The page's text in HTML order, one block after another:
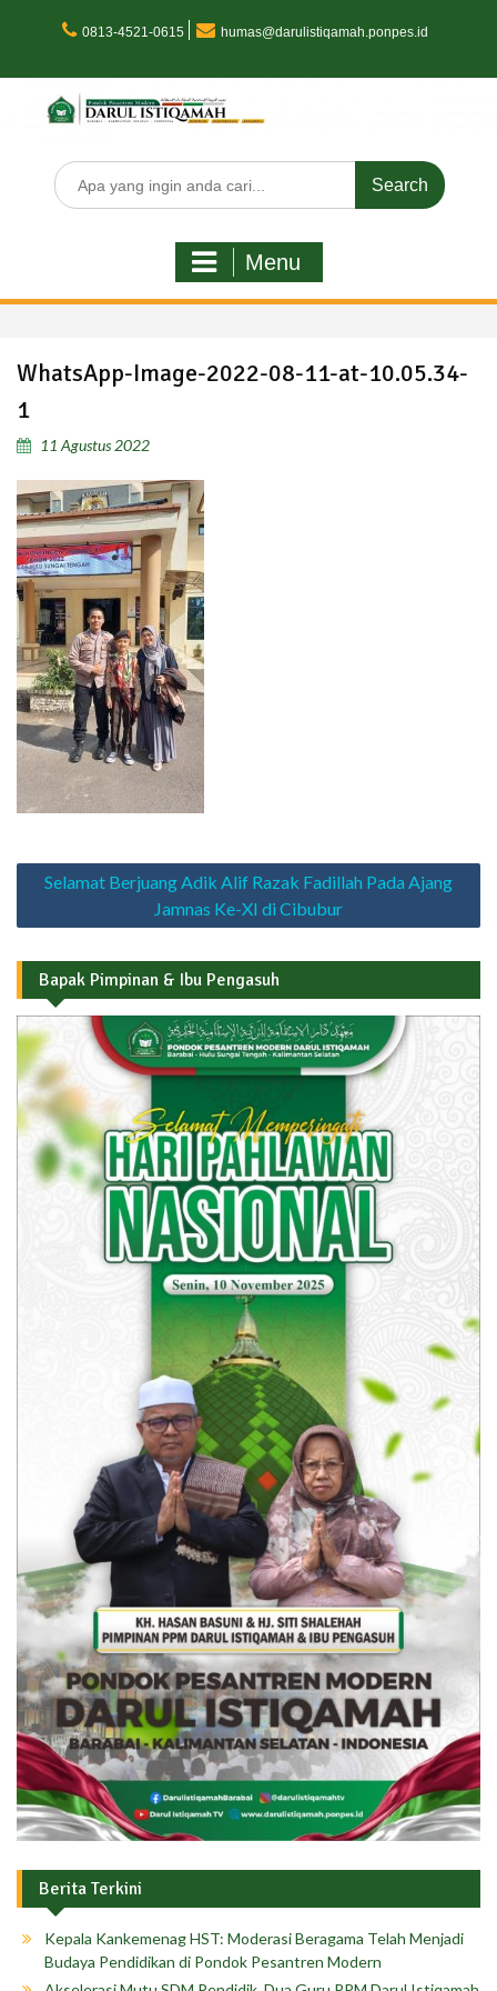
0813-4521-0615 humas@darulistiqamah.ponpes.id
Search
for:
Menu
WhatsApp-Image-2022-08-11-at-10.05.34-
1
11 Agustus 2022
Navigasi
Selamat Berjuang Adik Alif Razak Fadillah Pada Ajang
Jamnas Ke-XI di Cibubur
Bapak Pimpinan & Ibu Pengasuh
Berita Terkini
Kepala Kankemenag HST: Moderasi Beragama Telah Menjadi
Budaya Pendidikan di Pondok Pesantren Modern